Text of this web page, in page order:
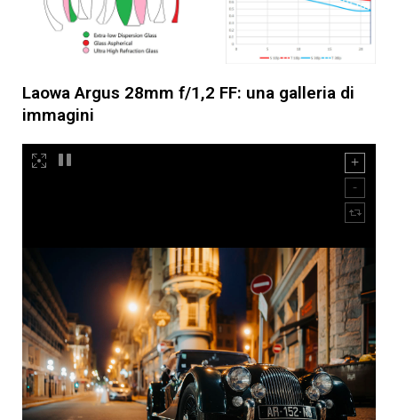
Laowa Argus 28mm f/1,2 FF: una galleria di
immagini